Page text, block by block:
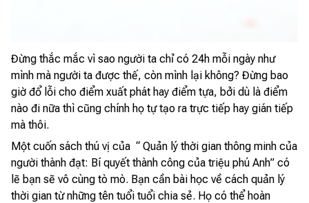
Đừng thắc mắc vì sao người ta chỉ có 24h mỗi ngày như
mình mà người ta được thế, còn mình lại không? Đừng bao
giờ đổ lỗi cho điểm xuất phát hay điểm tựa, bởi dù là điểm
nào đi nữa thì cũng chính họ tự tạo ra trực tiếp hay gián tiếp
mà thôi.
Một cuốn sách thú vị của “ Quản lý thời gian thông minh của
người thành đạt: Bí quyết thành công của triệu phú Anh” có
lẽ bạn sẽ vô cùng tò mò. Bạn cần bài học về cách quản lý
thời gian từ những tên tuổi tuổi chia sẻ. Họ có thể hoàn